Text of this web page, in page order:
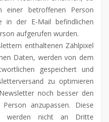
betroffenen Person
in der E-Mail befindlichen
aufgerufen wurden.
enthaltenen Zählpixel
Daten, werden von dem
gespeichert und
zu optimieren
noch besser den
anzupassen. Diese
werden nicht an Dritte